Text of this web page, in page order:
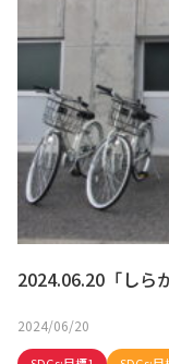
2024.06.20「しら
2024/06/20